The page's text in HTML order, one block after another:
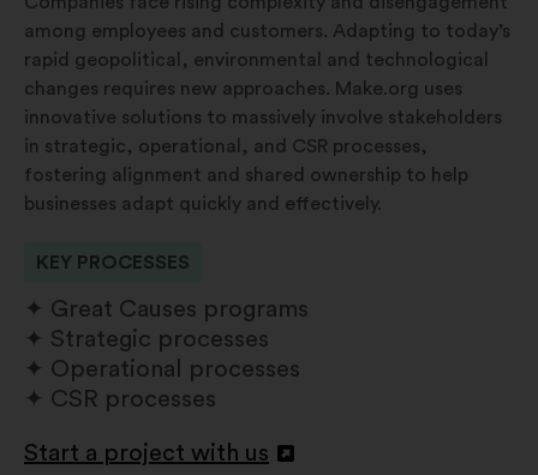
among employees and customers. Adapting to today’s
rapid geopolitical, environmental and technological
changes requires new approaches. Make.org uses
innovative solutions to massively involve stakeholders
in strategic, operational, and CSR processes,
fostering alignment and shared ownership to help
businesses adapt quickly and effectively.
KEY PROCESSES
Great Causes programs
Strategic processes
Operational processes
CSR processes
Start a project with us
Відкрити